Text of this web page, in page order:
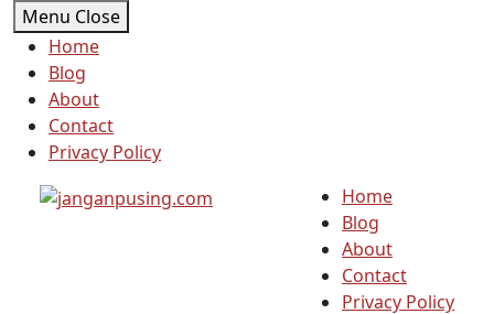
Skip
to
content
Menu Close
Home
Blog
About
Contact
Privacy Policy
Home
Blog
About
Contact
Privacy Policy